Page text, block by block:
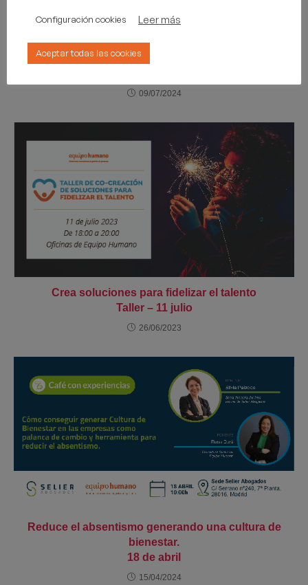
DigitaLíder: Liderazgo en transformación digital e
09/07/2024
Crea soluciones para fidelizar el talento
Taller – 11 julio
26/06/2023
Reduce el absentismo generando una cultura de
bienestar.
18 de abril
15/04/2024
Configuración cookies Leer más
Aceptar todas las cookies